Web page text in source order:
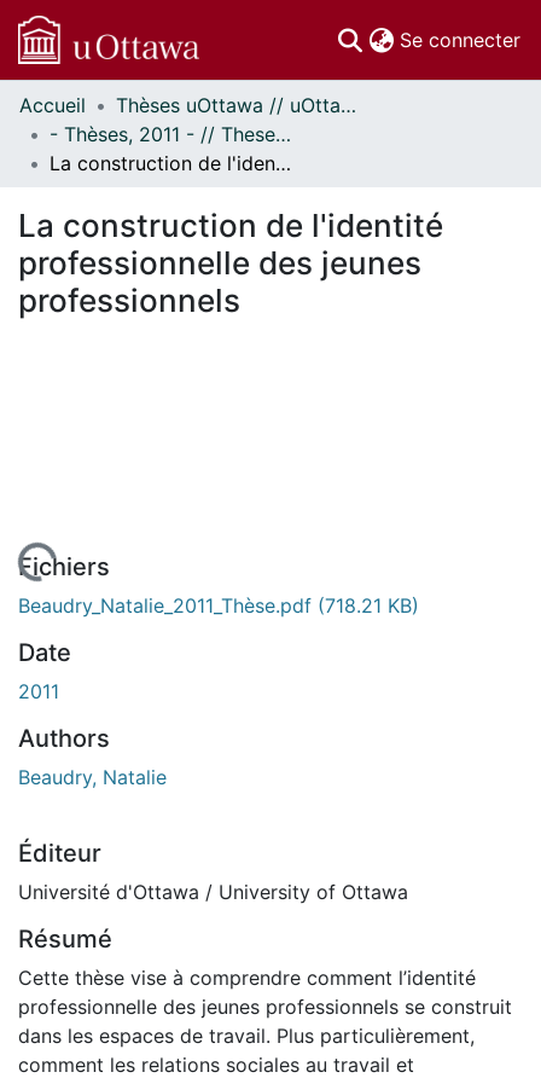
Se connecter
Communautés
et collections
Parcourir
À propos
Accueil
Thèses uOttawa // uOttawa Theses
- Thèses, 2011 - // Theses, 2011 -
La construction de l'identité professionnelle des jeunes professionnels
La construction de l'identité
professionnelle des jeunes
professionnels
En cours de chargement...
Fichiers
Beaudry_Natalie_2011_Thèse.pdf (718.21 KB)
Date
2011
Authors
Beaudry, Natalie
Éditeur
Université d'Ottawa / University of Ottawa
Résumé
Cette thèse vise à comprendre comment l’identité
professionnelle des jeunes professionnels se construit
dans les espaces de travail. Plus particulièrement,
comment les relations sociales au travail et